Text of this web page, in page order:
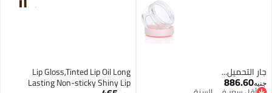
جارٍ التحميل...
جنيه886.60
أقل سعر في السنة
Lip Gloss,Tinted Lip Oil Long
Lasting Non-sticky Shiny Lip